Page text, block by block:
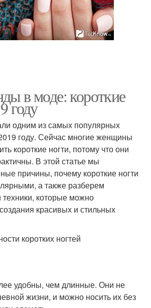
в моде: короткие
году
одним из самых популярных
году. Сейчас многие женщины
короткие ногти, потому что они
В этой статье мы
причины, почему короткие ногти
а также разберем
техники, которые можно
красивых и стильных
коротких ногтей
удобны, чем длинные. Они не
жизни, и можно носить их без